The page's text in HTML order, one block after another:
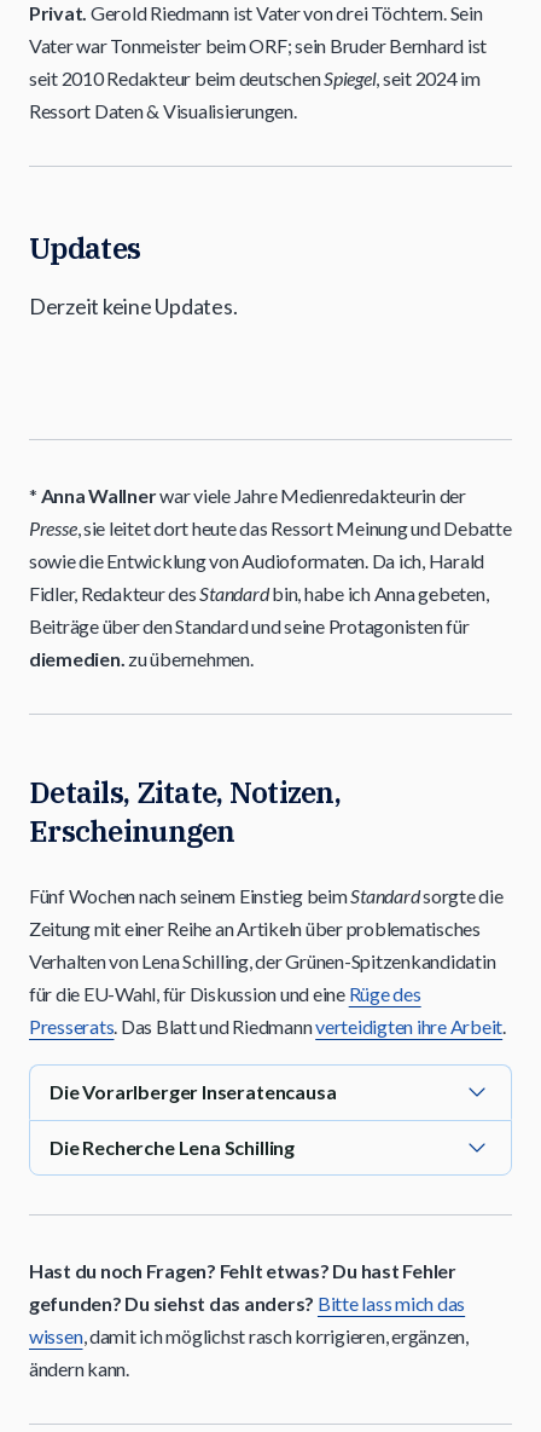
Privat. Gerold Riedmann ist Vater von drei Töchtern. Sein
Vater war Tonmeister beim ORF; sein Bruder Bernhard ist
seit 2010 Redakteur beim deutschenSpiegel, seit 2024 im
Ressort Daten & Visualisierungen.
Updates
Derzeit keine Updates.
* Anna Wallnerwar viele Jahre Medienredakteurin der
Presse, sie leitet dort heute das Ressort Meinung und Debatte
sowie die Entwicklung von Audioformaten. Da ich, Harald
Fidler, Redakteur desStandardbin, habe ich Anna gebeten,
Beiträge über den Standard und seine Protagonisten für
diemedien. zu übernehmen.
Details, Zitate, Notizen,
Erscheinungen
Fünf Wochen nach seinem Einstieg beimStandardsorgte die
Zeitung mit einer Reihe an Artikeln über problematisches
Verhalten von Lena Schilling, der Grünen-Spitzenkandidatin
für die EU-Wahl, für Diskussion und eine Rüge des
Presserats. Das Blatt und Riedmannverteidigten ihre Arbeit.
Die Vorarlberger Inseratencausa
Die Recherche Lena Schilling
Hast du noch Fragen? Fehlt etwas? Du hast Fehler
gefunden? Du siehst das anders? Bitte lass mich das
wissen, damit ich möglichst rasch korrigieren, ergänzen,
ändern kann.